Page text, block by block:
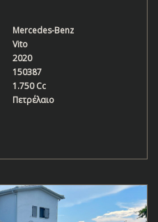
Mercedes-Benz
Vito
2020
150387
1.750 Cc
Πετρέλαιο